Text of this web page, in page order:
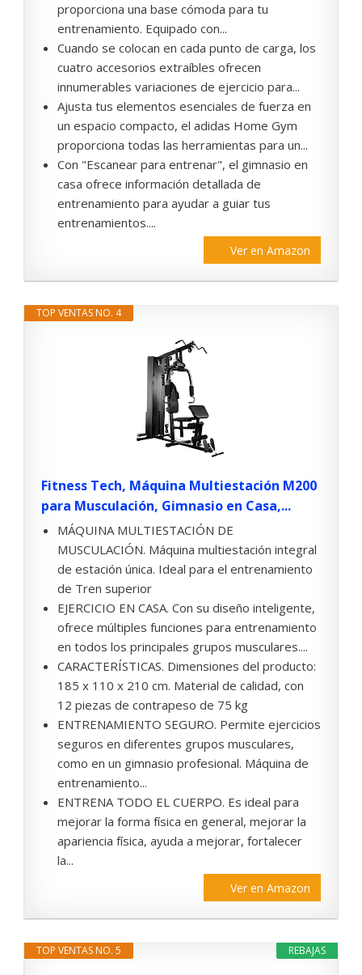
proporciona una base cómoda para tu
entrenamiento. Equipado con...
Cuando se colocan en cada punto de carga, los
cuatro accesorios extraíbles ofrecen
innumerables variaciones de ejercicio para...
Ajusta tus elementos esenciales de fuerza en
un espacio compacto, el adidas Home Gym
proporciona todas las herramientas para un...
Con "Escanear para entrenar", el gimnasio en
casa ofrece información detallada de
entrenamiento para ayudar a guiar tus
entrenamientos....
Ver en Amazon
TOP VENTAS NO. 4
Fitness Tech, Máquina Multiestación M200
para Musculación, Gimnasio en Casa,...
MÁQUINA MULTIESTACIÓN DE
MUSCULACIÓN. Máquina multiestación integral
de estación única. Ideal para el entrenamiento
de Tren superior
EJERCICIO EN CASA. Con su diseño inteligente,
ofrece múltiples funciones para entrenamiento
en todos los principales grupos musculares....
CARACTERÍSTICAS. Dimensiones del producto:
185 x 110 x 210 cm. Material de calidad, con
12 piezas de contrapeso de 75 kg
ENTRENAMIENTO SEGURO. Permite ejercicios
seguros en diferentes grupos musculares,
como en un gimnasio profesional. Máquina de
entrenamiento...
ENTRENA TODO EL CUERPO. Es ideal para
mejorar la forma física en general, mejorar la
apariencia física, ayuda a mejorar, fortalecer
la...
Ver en Amazon
REBAJAS
TOP VENTAS NO. 5